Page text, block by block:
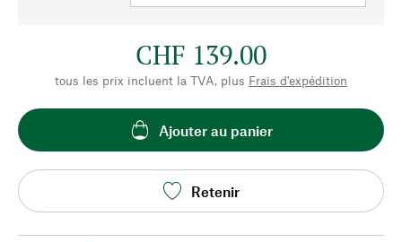
CHF 139.00
tous les prix incluent la TVA, plus Frais d'expédition
Ajouter au panier
Retenir